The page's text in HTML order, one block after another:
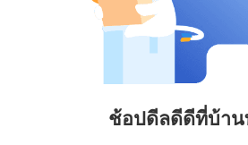
ช้อปดีลดีดีที่บ้า